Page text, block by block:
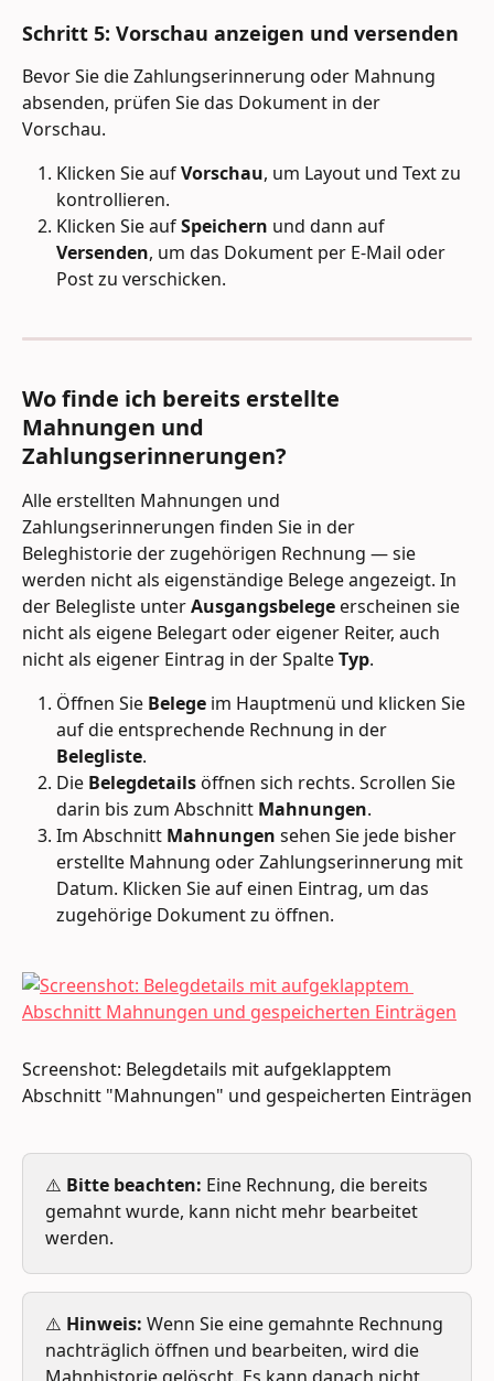
Schritt 5: Vorschau anzeigen und versenden
Bevor Sie die Zahlungserinnerung oder Mahnung
absenden, prüfen Sie das Dokument in der
Vorschau.
Klicken Sie auf Vorschau, um Layout und Text zu
kontrollieren.
Klicken Sie auf Speichern und dann auf
Versenden, um das Dokument per E-Mail oder
Post zu verschicken.
Wo finde ich bereits erstellte
Mahnungen und
Zahlungserinnerungen?
Alle erstellten Mahnungen und
Zahlungserinnerungen finden Sie in der
Beleghistorie der zugehörigen Rechnung — sie
werden nicht als eigenständige Belege angezeigt. In
der Belegliste unter Ausgangsbelege erscheinen sie
nicht als eigene Belegart oder eigener Reiter, auch
nicht als eigener Eintrag in der Spalte Typ.
Öffnen Sie Belege im Hauptmenü und klicken Sie
auf die entsprechende Rechnung in der
Belegliste.
Die Belegdetails öffnen sich rechts. Scrollen Sie
darin bis zum Abschnitt Mahnungen.
Im Abschnitt Mahnungen sehen Sie jede bisher
erstellte Mahnung oder Zahlungserinnerung mit
Datum. Klicken Sie auf einen Eintrag, um das
zugehörige Dokument zu öffnen.
Screenshot: Belegdetails mit aufgeklapptem
Abschnitt "Mahnungen" und gespeicherten Einträgen
⚠️ Bitte beachten: Eine Rechnung, die bereits
gemahnt wurde, kann nicht mehr bearbeitet
werden.
⚠️ Hinweis: Wenn Sie eine gemahnte Rechnung
nachträglich öffnen und bearbeiten, wird die